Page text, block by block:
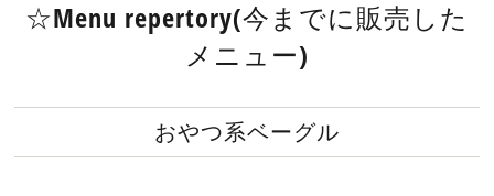
☆Menu repertory(今までに販売した
メニュー)
おやつ系ベーグル